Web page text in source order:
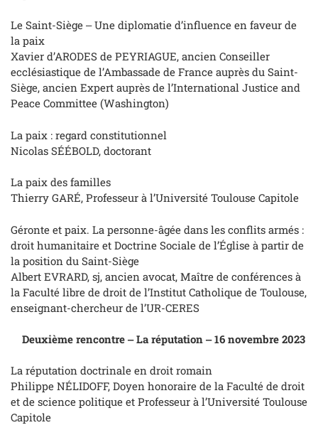
Le Saint-Siège ‒ Une diplomatie d’influence en faveur de
la paix
Xavier d’ARODES de PEYRIAGUE, ancien Conseiller
ecclésiastique de l’Ambassade de France auprès du Saint-
Siège, ancien Expert auprès de l’International Justice and
Peace Committee (Washington)
La paix : regard constitutionnel
Nicolas SÉÉBOLD, doctorant
La paix des familles
Thierry GARÉ, Professeur à l’Université Toulouse Capitole
Géronte et paix. La personne-âgée dans les conflits armés :
droit humanitaire et Doctrine Sociale de l’Église à partir de
la position du Saint-Siège
Albert EVRARD, sj, ancien avocat, Maître de conférences à
la Faculté libre de droit de l’Institut Catholique de Toulouse,
enseignant-chercheur de l’UR-CERES
Deuxième rencontre ‒ La réputation ‒ 16 novembre 2023
La réputation doctrinale en droit romain
Philippe NÉLIDOFF, Doyen honoraire de la Faculté de droit
et de science politique et Professeur à l’Université Toulouse
Capitole